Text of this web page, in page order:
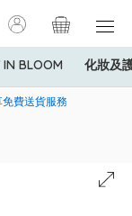
IN BLOOM 化妝及
簽賬回贈！
費送貨服務
少於HK$600(折